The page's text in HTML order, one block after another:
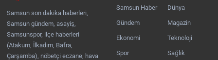
Samsun son dakika haberleri,
Samsun gündem, asayiş,
Samsunspor, ilçe haberleri
(Atakum, İlkadım, Bafra,
Çarşamba), nöbetçi eczane, hava
Samsun Haber
Gündem
Ekonomi
Spor
Dünya
Magazin
Teknoloji
Sağlık